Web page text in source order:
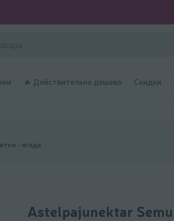
🔥 Действительно дешево Скидки
- ягода
Astelpajunektar Semu